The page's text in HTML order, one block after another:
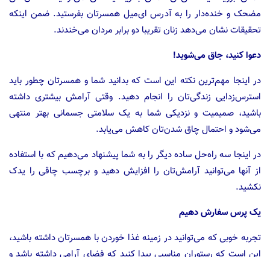
مضحک و خنده‌‌دار را به آدرس ای‌میل همسرتان بفرستید. ضمن اینکه
تحقیقات نشان می‌دهد زنان تقریبا دو برابر مردان می‌خندند.
دعوا کنید، جاق می‌شوید!
در اینجا مهم‌ترین نکته این است که بدانید شما و همسرتان چطور باید
استرس‌زدایی زندگی‌تان را انجام دهید. وقتی آرامش بیشتری داشته
باشید، صمیمیت و نزدیکی شما به یک سلامتی جسمانی بهتر منتهی
می‌شود و احتمال چاق شدن‌تان کاهش می‌یابد.
در اینجا سه راه‌حل ساده دیگر را به شما پیشنهاد می‌دهیم که با استفاده
از آنها می‌توانید آرامش‌تان را افزایش دهید و برچسب چاقی را یدک
نکشید.
یک پرس سفارش دهیم
تجربه خوبی که می‌توانید در زمینه غذا خوردن با همسرتان داشته باشید،